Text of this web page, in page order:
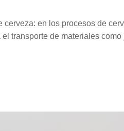
cerveza: en los procesos de
transporte de materiales